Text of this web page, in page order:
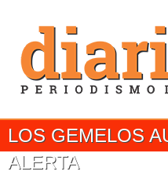
LOS GEMELOS
ALERTA